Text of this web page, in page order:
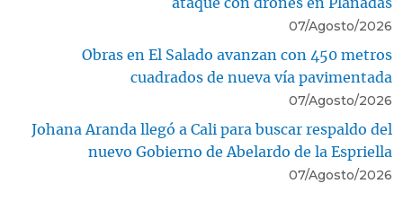
ataque con drones en Planadas
07/Agosto/2026
Obras en El Salado avanzan con 450 metros
cuadrados de nueva vía pavimentada
07/Agosto/2026
Johana Aranda llegó a Cali para buscar respaldo del
nuevo Gobierno de Abelardo de la Espriella
07/Agosto/2026